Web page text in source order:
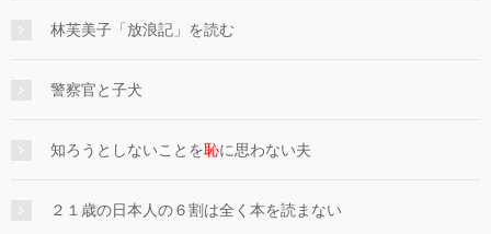
林芙美子「放浪記」を読む
警察官と子犬
知ろうとしないことを恥に思わない夫
２１歳の日本人の６割は全く本を読まない